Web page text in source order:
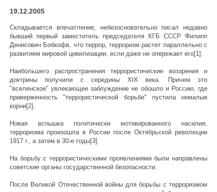
19.12.2005
Складывается впечатление, небезосновательно писал недавно
бывший первый заместитель председателя КГБ СССР Филипп
Денисович Бобкофв, что террор, терроризм растет параллельно с
развитием мировой цивилизации, если даже не опережает его[1].
Наибольшего распространения террористические воззрения и
доктрины получили с середины XIX века. Причем это
"вселенское" увлекающее заблуждение не обошло и Россию, где
приверженность "террористической борьбе" пустила немалые
корни[2].
Новая вспышка политически мотивированного насилия,
терроризма произошла в России после Октябрьской революции
1917 г., а затем в 30-е годы[3].
На борьбу с террористическими проявлениями были направлены
советские органы государственной безопасности.
После Великой Отечественной войны для борьбы с терроризмом